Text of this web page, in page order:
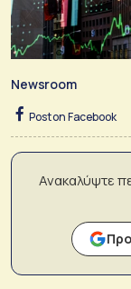
Newsroom
Post on Facebook
Ανακαλύψτε